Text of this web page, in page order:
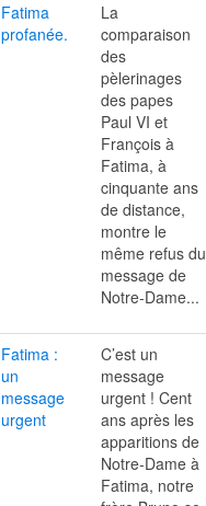
Fatima
profanée.
La
comparaison
des
pèlerinages
des papes
Paul VI et
François à
Fatima, à
cinquante ans
de distance,
montre le
même refus du
message de
Notre-Dame...
Fatima :
un
message
urgent
C’est un
message
urgent ! Cent
ans après les
apparitions de
Notre-Dame à
Fatima, notre